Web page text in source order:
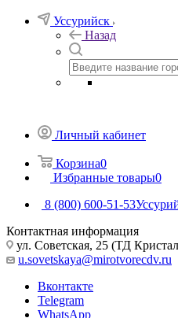
Уссурийск
Назад
Личный кабинет
Корзина0
Избранные товары0
8 (800) 600-51-53
Контактная информация
ул. Советская, 25 (ТД
u.sovetskaya@mirotvorecdv.ru
Вконтакте
Telegram
WhatsApp